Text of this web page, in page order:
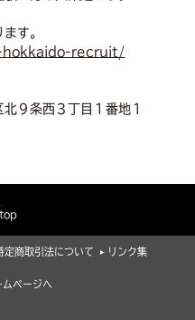
す。
recruit/
条西３丁目１番地１
定商取引法について リンク集
ページへ